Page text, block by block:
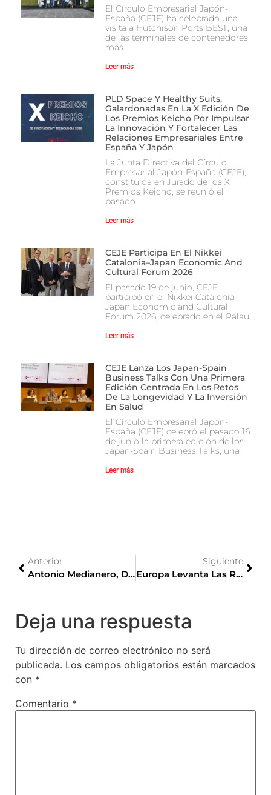
El Círculo Empresarial Japón-
España (CEJE) ha celebrado una
visita a Hutchison Ports BEST, una
de las terminales de contenedores
más
Leer más
PLD Space Y Healthy Suits,
Galardonadas En La X Edición De
Los Premios Keicho Por Impulsar
La Innovación Y Fortalecer Las
Relaciones Empresariales Entre
España Y Japón
La Junta Directiva del Círculo
Empresarial Japón-España (CEJE),
constituida en Jurado de los X
Premios Keicho, se reunió el
pasado
Leer más
CEJE Participa En El Nikkei
Catalonia–Japan Economic And
Cultural Forum 2026
El pasado 19 de junio, CEJE
participó en el Nikkei Catalonia–
Japan Economic and Cultural
Forum 2026, celebrado en el Palau
Leer más
CEJE Lanza Los Japan-Spain
Business Talks Con Una Primera
Edición Centrada En Los Retos
De La Longevidad Y La Inversión
En Salud
El Círculo Empresarial Japón-
España (CEJE) celebró el pasado 16
de junio la primera edición de los
Japan-Spain Business Talks, una
Leer más
Anterior
Antonio Medianero, Director General Aplicaciones Y Cloud Fujitsu
Siguiente
Europa Levanta Las Restricciones A Los Viajeros Procedentes De Japón
Deja una respuesta
Tu dirección de correo electrónico no será
publicada. Los campos obligatorios están marcados
con *
Comentario *